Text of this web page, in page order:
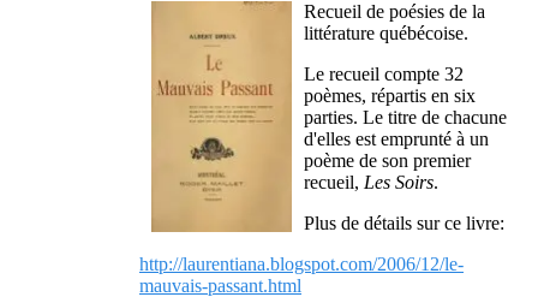
Recueil de poésies de la
littérature québécoise.
Le recueil compte 32
poèmes, répartis en six
parties. Le titre de chacune
d'elles est emprunté à un
poème de son premier
recueil, Les Soirs.
Plus de détails sur ce livre:
http://laurentiana.blogspot.com/2006/12/le-
mauvais-passant.html